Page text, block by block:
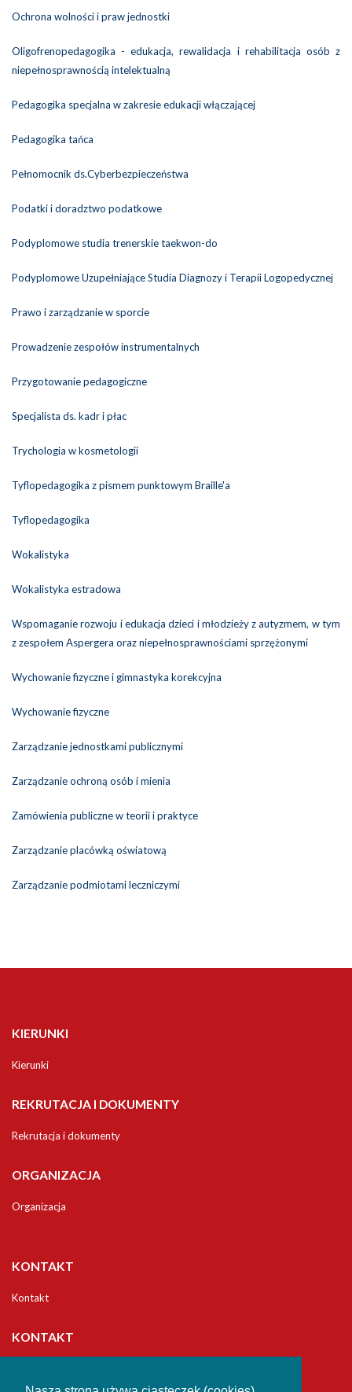
Ochrona wolności i praw jednostki
Oligofrenopedagogika - edukacja, rewalidacja i rehabilitacja osób z
niepełnosprawnością intelektualną
Pedagogika specjalna w zakresie edukacji włączającej
Pedagogika tańca
Pełnomocnik ds.Cyberbezpieczeństwa
Podatki i doradztwo podatkowe
Podyplomowe studia trenerskie taekwon-do
Podyplomowe Uzupełniające Studia Diagnozy i Terapii Logopedycznej
Prawo i zarządzanie w sporcie
Prowadzenie zespołów instrumentalnych
Przygotowanie pedagogiczne
Specjalista ds. kadr i płac
Trychologia w kosmetologii
Tyflopedagogika z pismem punktowym Braille'a
Tyflopedagogika
Wokalistyka
Wokalistyka estradowa
Wspomaganie rozwoju i edukacja dzieci i młodzieży z autyzmem, w tym
z zespołem Aspergera oraz niepełnosprawnościami sprzężonymi
Wychowanie fizyczne i gimnastyka korekcyjna
Wychowanie fizyczne
Zarządzanie jednostkami publicznymi
Zarządzanie ochroną osób i mienia
Zamówienia publiczne w teorii i praktyce
Zarządzanie placówką oświatową
Zarządzanie podmiotami leczniczymi
KIERUNKI
Kierunki
REKRUTACJA I DOKUMENTY
Rekrutacja i dokumenty
ORGANIZACJA
Organizacja
KONTAKT
Kontakt
KONTAKT
Jana Długosza w Częstochowie